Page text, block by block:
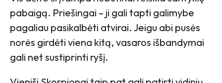
pabaigą. Priešingai – ji gali tapti galimybe
pagaliau pasikalbėti atvirai. Jeigu abi pusės
norės girdėti viena kitą, vasaros išbandymai
gali net sustiprinti ryšį.